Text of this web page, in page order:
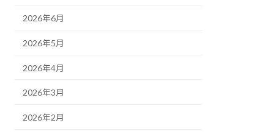
2026年6月
2026年5月
2026年4月
2026年3月
2026年2月